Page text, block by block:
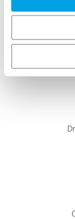
Unser
Beratung stehen